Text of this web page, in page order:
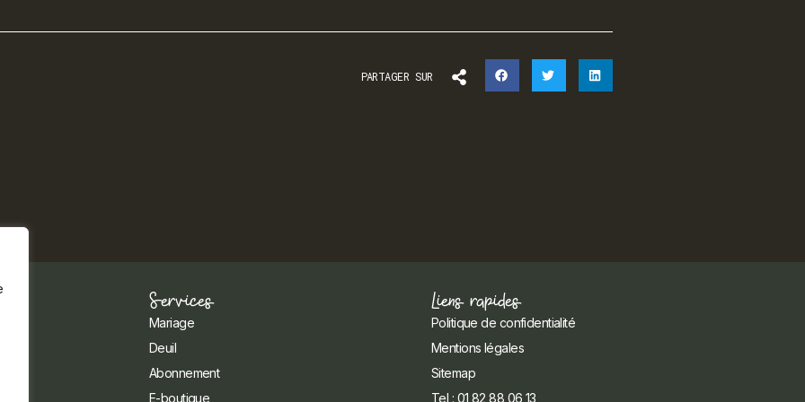
PARTAGER SUR
Services
Mariage
Deuil
Abonnement
E-boutique
Liens rapides
Politique de confidentialité
Mentions légales
Sitemap
Tel : 01 82 88 06 13